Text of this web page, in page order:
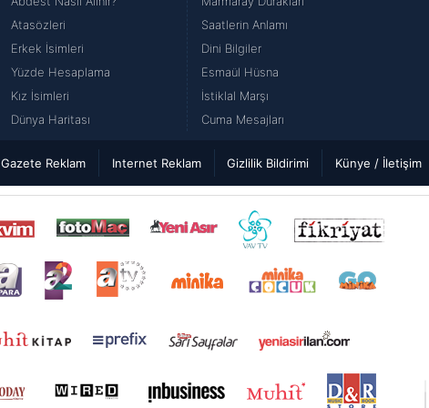
Atasözleri
Erkek İsimleri
Yüzde Hesaplama
Kız İsimleri
Dünya Haritası
Saatlerin Anlamı
Dini Bilgiler
Esmaül Hüsna
İstiklal Marşı
Cuma Mesajları
Gazete Reklam Internet Reklam Gizlilik Bildirimi Künye / İletişim